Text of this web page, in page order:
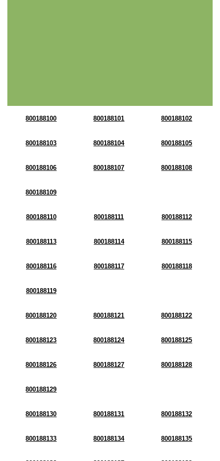
800188100 800188101 800188102
800188103 800188104 800188105
800188106 800188107 800188108
800188109
800188110 800188111 800188112
800188113 800188114 800188115
800188116 800188117 800188118
800188119
800188120 800188121 800188122
800188123 800188124 800188125
800188126 800188127 800188128
800188129
800188130 800188131 800188132
800188133 800188134 800188135